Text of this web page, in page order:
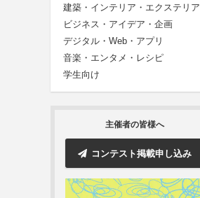
建築・インテリア・エクステリア
ビジネス・アイデア・企画
デジタル・Web・アプリ
音楽・エンタメ・レシピ
学生向け
主催者の皆様へ
コンテスト掲載申し込み